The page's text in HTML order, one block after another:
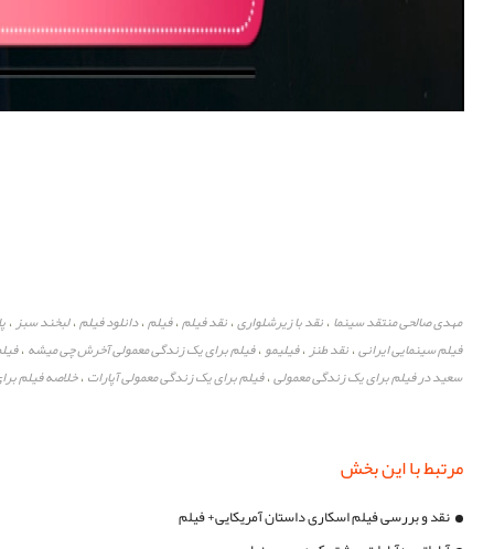
مهدی صالحی منتقد سینما ،نقد با زیرشلواری ،نقد فیلم ،فیلم ،دانلود فیلم ،لبخند سبز ،
فیلم سینمایی ایرانی ،نقد طنز ،فیلیمو ،فیلم برای یک زندگی معمولی آخرش چی میشه ،
سعید در فیلم برای یک زندگی معمولی ،فیلم برای یک زندگی معمولی آپارات ،خلاصه فیلم
مرتبط با این بخش
نقد و بررسی فیلم اسکاری داستان آمریکایی+ فیلم